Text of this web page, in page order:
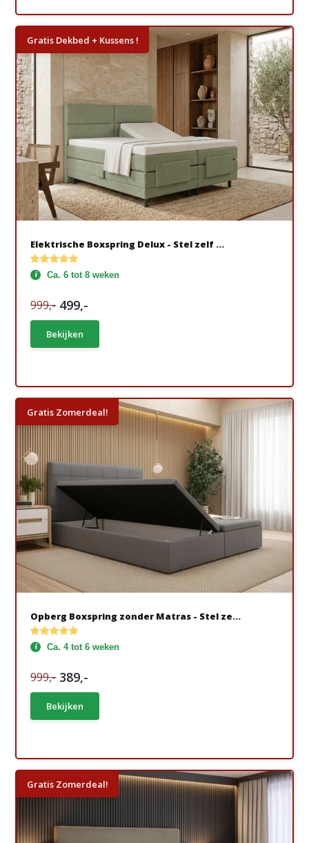
Gratis Dekbed + Kussens !
Elektrische Boxspring Delux - Stel zelf ...
Ca. 6 tot 8 weken
999,- 499,-
Bekijken
Gratis Zomerdeal!
Opberg Boxspring zonder Matras - Stel ze...
Ca. 4 tot 6 weken
999,- 389,-
Bekijken
Gratis Zomerdeal!